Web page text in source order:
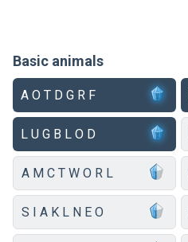
Basic animals
A O T D G R F
L U G B L O D
A M C T W O R L
S I A K L N E O